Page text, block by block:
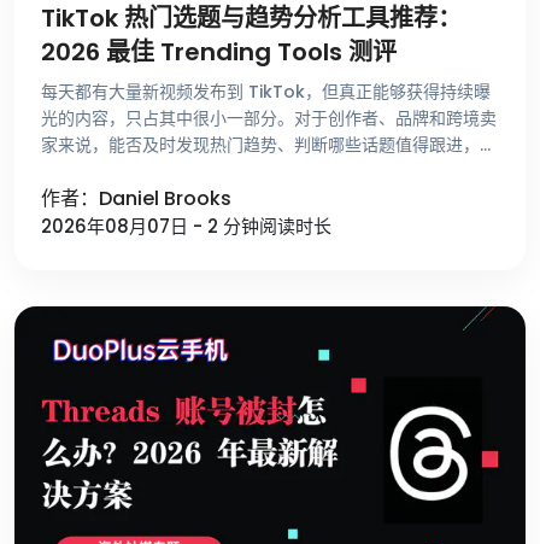
TikTok 热门选题与趋势分析工具推荐：
2026 最佳 Trending Tools 测评
每天都有大量新视频发布到 TikTok，但真正能够获得持续曝
光的内容，只占其中很小一部分。对于创作者、品牌和跨境卖
家来说，能否及时发现热门趋势、判断哪些话题值得跟进，比
赖刷 For …
作者：Daniel Brooks
2026年08月07日 - 2 分钟阅读时长